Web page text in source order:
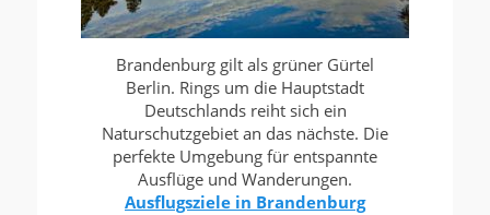
Brandenburg gilt als grüner Gürtel
Berlin. Rings um die Hauptstadt
Deutschlands reiht sich ein
Naturschutzgebiet an das nächste. Die
perfekte Umgebung für entspannte
Ausflüge und Wanderungen.
Ausflugsziele in Brandenburg